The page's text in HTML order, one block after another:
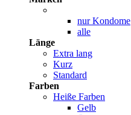
nur Kondome
alle
Länge
Extra lang
Kurz
Standard
Farben
Heiße Farben
Gelb